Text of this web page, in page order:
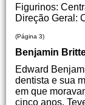
Figurinos:
Direção Geral:
(Página 3)
Benjamin
Edward
dentista e sua
em que
cinco anos.